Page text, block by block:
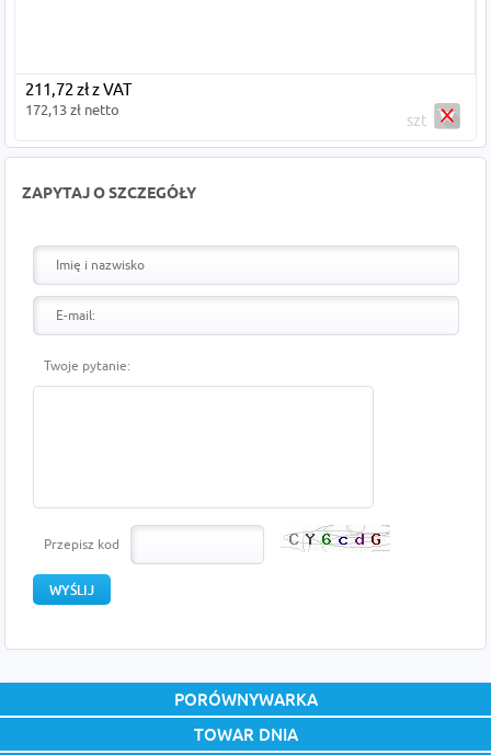
211,72 zł z VAT
172,13 zł netto
szt
ZAPYTAJ O SZCZEGÓŁY
Twoje pytanie:
Przepisz kod
PORÓWNYWARKA
TOWAR DNIA